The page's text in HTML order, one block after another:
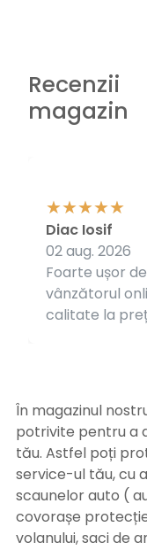
Recenzii
magazin
Foarte ușor
vânzătorul
calitate la
Diac Iosif
02 aug. 2026
În magazinul
potrivite pentru a
tău. Astfel poți
service-ul tău, cu
scaunelor auto (
covorașe
volanului, saci de